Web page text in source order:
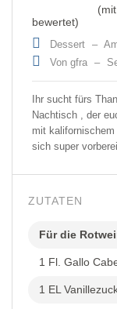
(mit
bewertet)
Dessert –
Von gfra –
Ihr sucht fürs
Nachtisch , der
mit
sich super
ZUTATEN
Für die
1 Fl. Gallo
1 EL